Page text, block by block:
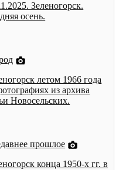
Зеленогорск.
осень.
летом 1966 года
из архива
Новосельских.
прошлое
конца 1950-х гг. в